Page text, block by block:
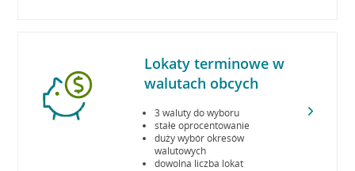
Lokaty terminowe w
walutach obcych
3 waluty do wyboru
stałe oprocentowanie
duży wybór okresów
walutowych
dowolna liczba lokat